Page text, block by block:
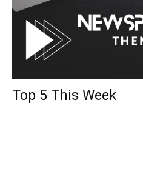
Top 5 This Week